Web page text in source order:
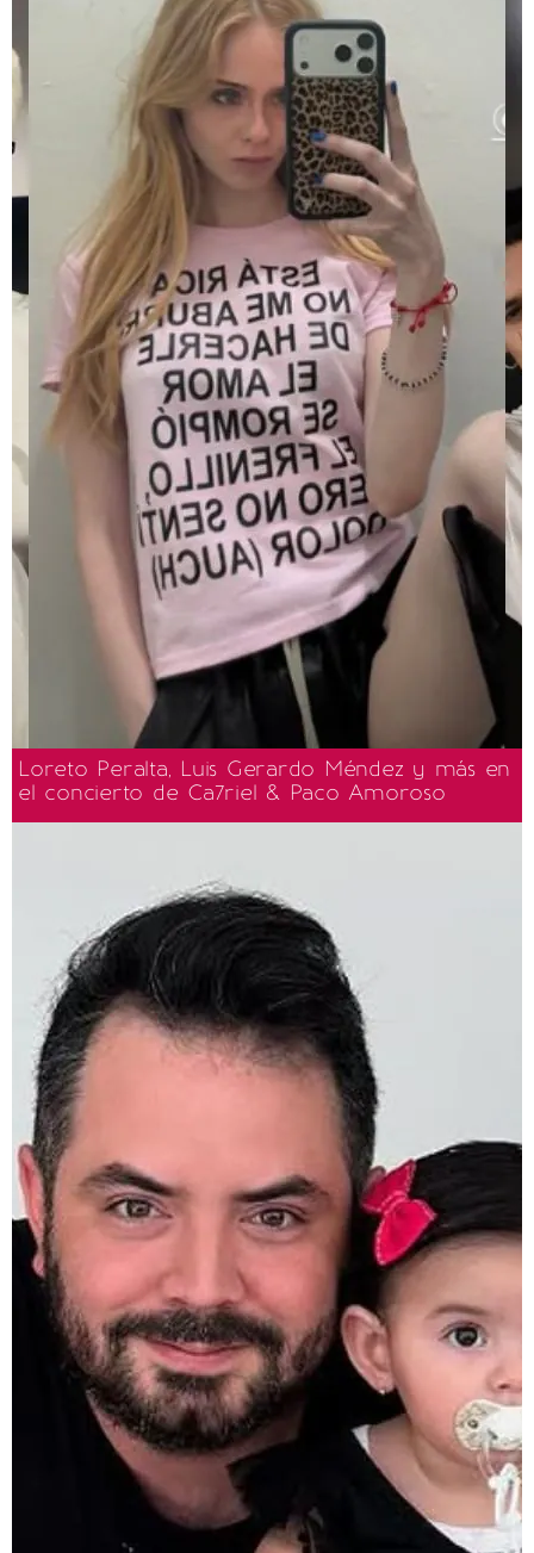
Loreto Peralta, Luis Gerardo Méndez y más en
el concierto de Ca7riel & Paco Amoroso